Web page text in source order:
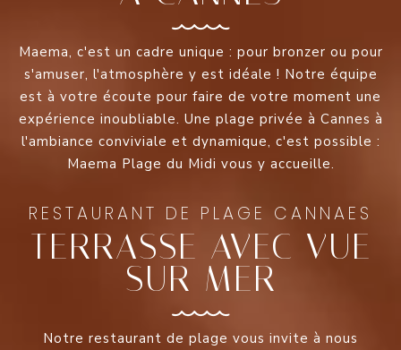
Maema, c'est un cadre unique : pour bronzer ou pour
s'amuser, l'atmosphère y est idéale ! Notre équipe
est à votre écoute pour faire de votre moment une
expérience inoubliable. Une plage privée à Cannes à
l'ambiance conviviale et dynamique, c'est possible :
Maema Plage du Midi vous y accueille.
RESTAURANT DE PLAGE CANNAES
TERRASSE AVEC VUE
SUR MER
Notre restaurant de plage vous invite à nous